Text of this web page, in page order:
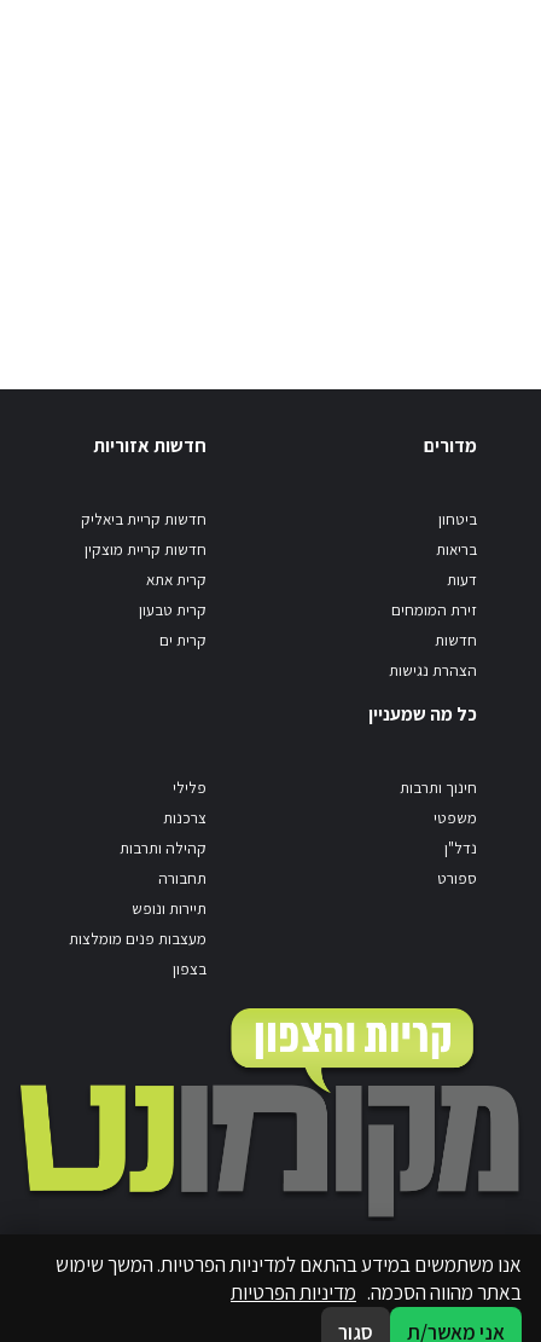
מדורים
ביטחון
בריאות
דעות
זירת המומחים
חדשות
הצהרת נגישות
חדשות אזוריות
חדשות קריית ביאליק
חדשות קריית מוצקין
קרית אתא
קרית טבעון
קרית ים
כל מה שמעניין
חינוך ותרבות
משפטי
נדל"ן
ספורט
פלילי
צרכנות
קהילה ותרבות
תחבורה
תיירות ונופש
מעצבות פנים מומלצות
בצפון
אנו משתמשים במידע בהתאם למדיניות הפרטיות. המשך שימוש
באתר מהווה הסכמה. מדיניות הפרטיות
אני מאשר/ת
סגור